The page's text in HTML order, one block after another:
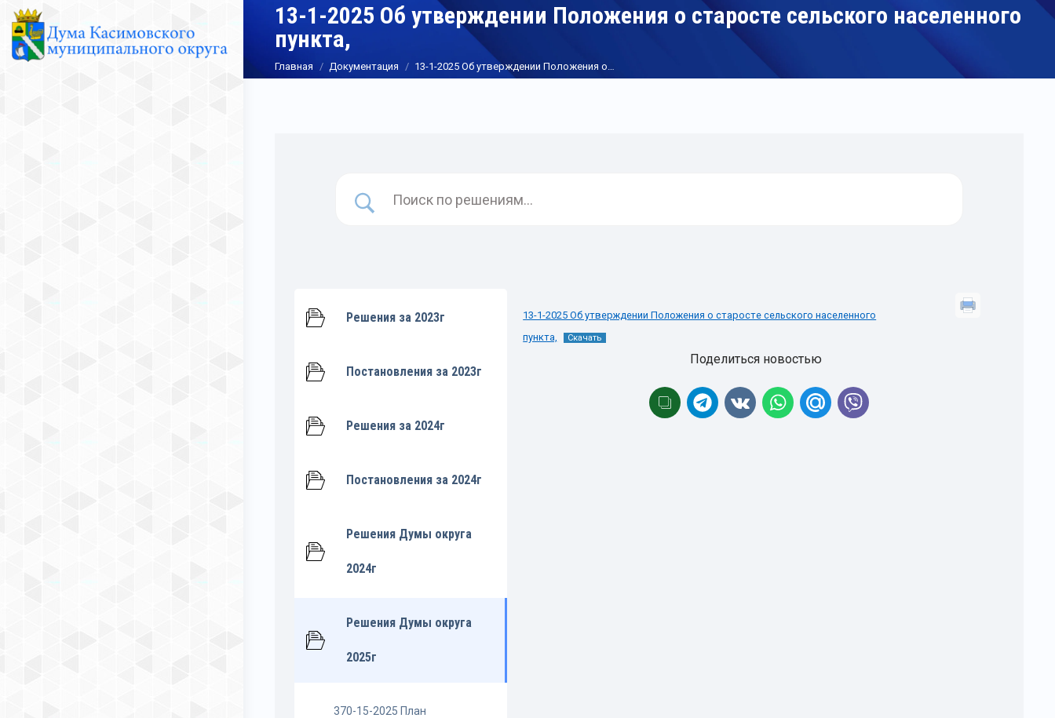
13-1-2025 Об утверждении Положения о старосте сельского населенного
пункта,
Вы здесь:
Главная Документация 13-1-2025 Об утверждении Положения о…
Решения за 2023г
Постановления за 2023г
Решения за 2024г
Постановления за 2024г
Решения Думы округа
2024г
Решения Думы округа
2025г
370-15-2025 План
13-1-2025 Об утверждении Положения о старосте сельского населенного
пункта,
Скачать
Поделиться новостью